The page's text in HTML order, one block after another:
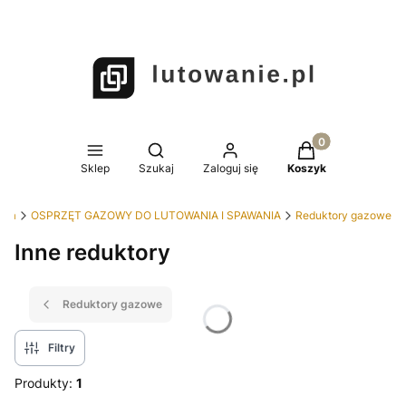
Sklep
Otwórz wyszukiwarkę
Szukaj Zaloguj się
Produkty w
Koszyk
OSPRZĘT GAZOWY DO LUTOWANIA I SPAWANIA Reduktory gazowe
Inne reduktory
Reduktory gazowe
Filtry
Produkty: 1